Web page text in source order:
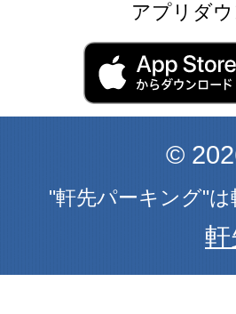
アプリダ
©
"軒先パーキング"
軒